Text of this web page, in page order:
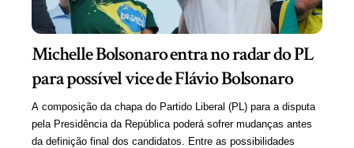
Michelle Bolsonaro entra no radar do PL
para possível vice de Flávio Bolsonaro
A composição da chapa do Partido Liberal (PL) para a disputa
pela Presidência da República poderá sofrer mudanças antes
da definição final dos candidatos. Entre as possibilidades